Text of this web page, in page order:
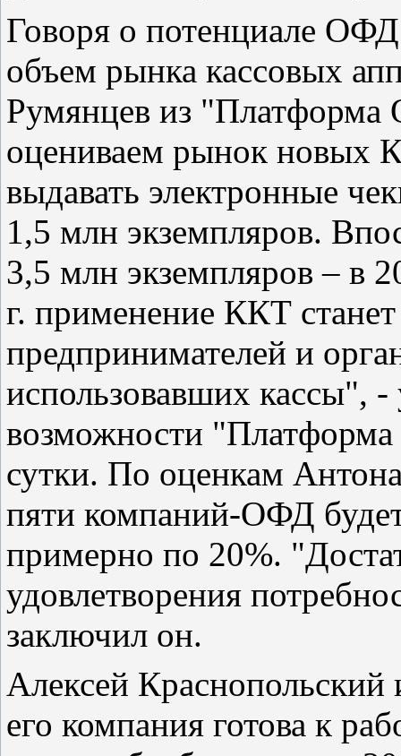
Говоря о потенциале
объем рынка кассовых
Румянцев из
оцениваем рынок новых
выдавать электронные
1,5 млн экземпляров.
3,5 млн экземпляров – в
г. применение ККТ
предпринимателей и
использовавших кассы",
возможности
сутки. По оценкам
пяти компаний-ОФД
примерно по 20%.
удовлетворения
заключил он.
Алексей
его компания готова к